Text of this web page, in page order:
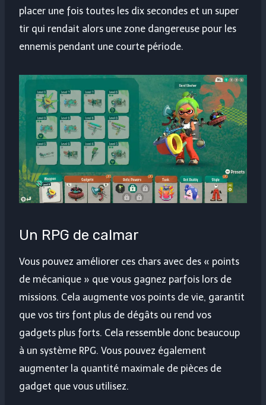
placer une fois toutes les dix secondes et un super
tir qui rendait alors une zone dangereuse pour les
ennemis pendant une courte période.
Un RPG de calmar
Vous pouvez améliorer ces chars avec des « points
de mécanique » que vous gagnez parfois lors de
missions. Cela augmente vos points de vie, garantit
que vos tirs font plus de dégâts ou rend vos
gadgets plus forts. Cela ressemble donc beaucoup
à un système RPG. Vous pouvez également
augmenter la quantité maximale de pièces de
gadget que vous utilisez.